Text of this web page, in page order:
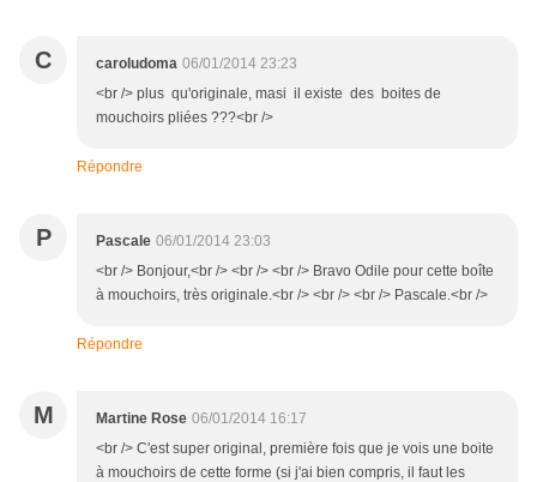
C caroludoma 06/01/2014 23:23
<br /> plus qu'originale, masi il existe des boites de
mouchoirs pliées ???<br />
Répondre
P Pascale 06/01/2014 23:03
<br /> Bonjour,<br /> <br /> <br /> Bravo Odile pour cette boîte
à mouchoirs, très originale.<br /> <br /> <br /> Pascale.<br />
Répondre
M Martine Rose 06/01/2014 16:17
<br /> C'est super original, première fois que je vois une boite
à mouchoirs de cette forme (si j'ai bien compris, il faut les